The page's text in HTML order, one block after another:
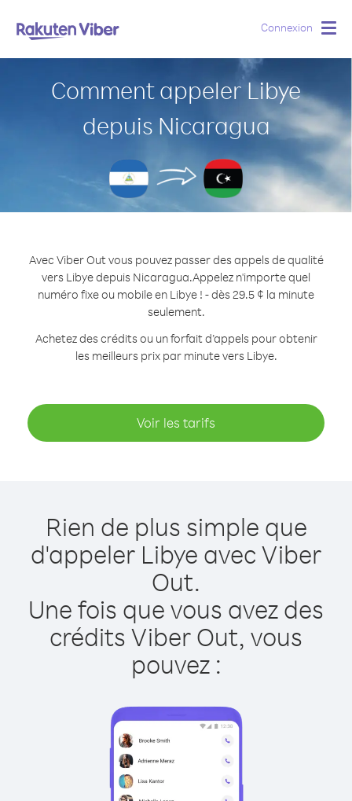
Connexion
Comment appeler Libye
depuis Nicaragua
Avec Viber Out vous pouvez passer des appels de qualité
vers Libye depuis Nicaragua.Appelez n'importe quel
numéro fixe ou mobile en Libye ! - dès 29.5 ¢ la minute
seulement.
Achetez des crédits ou un forfait d’appels pour obtenir
les meilleurs prix par minute vers Libye.
Voir les tarifs
Rien de plus simple que
d'appeler Libye avec Viber
Out.
Une fois que vous avez des
crédits Viber Out, vous
pouvez :